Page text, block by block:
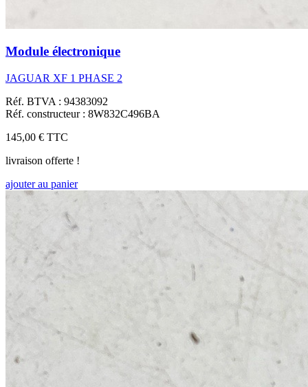
Module électronique
JAGUAR XF 1 PHASE 2
Réf. BTVA : 94383092
Réf. constructeur : 8W832C496BA
145,00 € TTC
livraison offerte !
ajouter au panier